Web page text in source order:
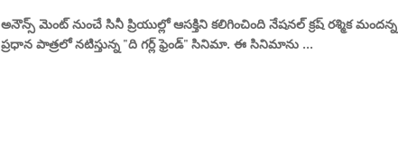
అనౌన్స్ మెంట్ నుంచే సినీ ప్రియుల్లో ఆసక్తిని కలిగించింది నేషనల్ క్రష్ రశ్మిక మందన్న
ప్రధాన పాత్రలో నటిస్తున్న "ది గర్ల్ ఫ్రెండ్" సినిమా. ఈ సినిమాను ...